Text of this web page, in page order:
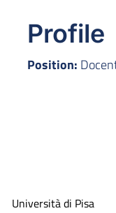
Profile
Position:
Università di Pisa